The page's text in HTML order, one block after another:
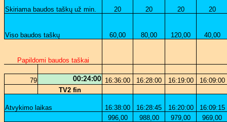
Skiriama baudos taškų už min. 20 20 20 20
Viso baudos taškų 60,00 80,00 120,00 40,00
Papildomi baudos taškai
79 00:24:00 16:36:00 16:28:00 16:19:00
16:09:00
TV2 fin
Atvykimo laikas 16:38:00 16:28:45 16:20:00
16:09:15
996,00
988,00 979,00
969,00